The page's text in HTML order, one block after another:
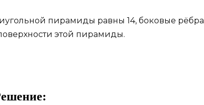
пирамиды равны 14, боковые рёбра
этой пирамиды.